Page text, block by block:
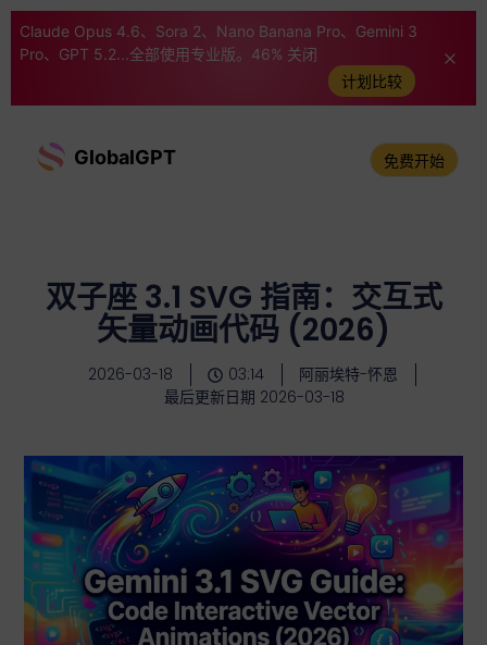
Claude Opus 4.6、Sora 2、Nano Banana Pro、Gemini 3
Pro、GPT 5.2...全部使用专业版。46% 关闭
计划比较
GlobalGPT 免费开始
双子座 3.1 SVG 指南：交互式
矢量动画代码 (2026)
2026-03-18 03:14
阿丽埃特-怀恩
最后更新日期 2026-03-18